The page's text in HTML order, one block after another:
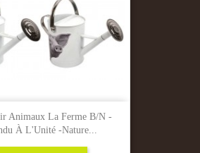
Animaux La Ferme B/N -
À L'Unité -Nature...